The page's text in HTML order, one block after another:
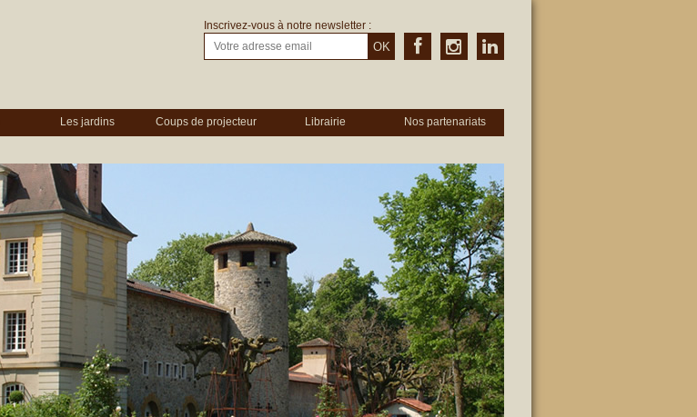
Inscrivez-vous à notre newsletter :
OK
Les jardins Coups de projecteur Librairie Nos partenariats